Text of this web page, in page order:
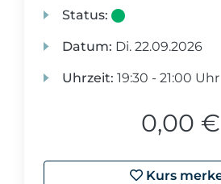
Status:
Datum: Di. 22.09.2026
Uhrzeit: 19:30 - 21:00 Uhr
0,00 €
Kurs